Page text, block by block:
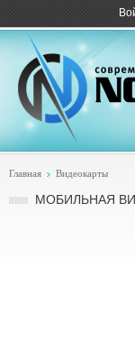
Главная Видеокарты
МОБИЛЬНАЯ